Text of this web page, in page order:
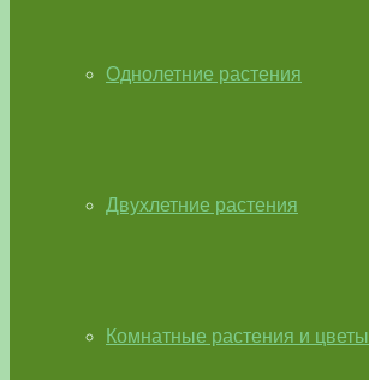
Однолетние растения
Двухлетние растения
Комнатные растения и цветы